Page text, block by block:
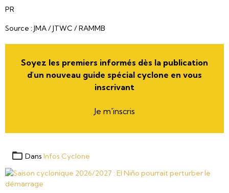
PR
Source : JMA / JTWC / RAMMB
Soyez les premiers informés dès la publication
d'un nouveau guide spécial cyclone en vous
inscrivant
Je m'inscris
Dans Infos Cyclone